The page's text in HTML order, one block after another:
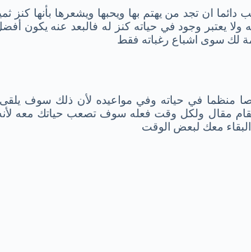
دائما ان تجد من يهتم بها ويحبها ويشعرها بأنها كنز
ولا يعتبر وجود في حياته كنز له فالبعد عنه يكون
لك سوى اشباع رغباته فقط
منظما في حياته وفي مواعيده لأن ذلك سوف يلقى
مقال ولكل وقت فعله سوف تصعب حياتك معه
معك لبعض الوقت